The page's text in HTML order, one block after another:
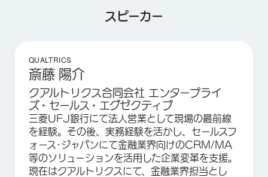
スピーカー
QUALTRICS
斎藤 陽介
クアルトリクス合同会社 エンタープライ
ズ・セールス・エグゼクティブ
三菱UFJ銀行にて法人営業として現場の最前線
を経験。その後、実務経験を活かし、セールスフ
ォース･ジャパンにて金融業界向けのCRM/MA
等のソリューションを活用した企業変革を支援。
現在はクアルトリクスにて、金融業界担当とし